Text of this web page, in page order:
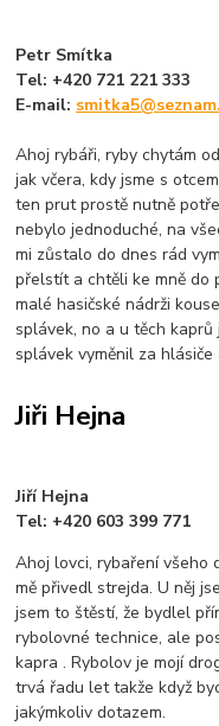
Petr Smítka
Tel: +420 721 221 333
E-mail:
Ahoj rybáři, ryby chytám
jak včera, kdy jsme s
ten prut prostě nutně
nebylo jednoduché, na
mi zůstalo do dnes rád
přelstít a chtěli ke mně do
malé hasičské nádrži
splávek, no a u těch
splávek vyměnil za
Jiři Hejna
Jiří Hejna
Tel: +420 603 399 771
Ahoj lovci, rybaření všeho
mě přivedl strejda. U něj
jsem to štěstí, že bydlel
rybolovné technice, ale
kapra . Rybolov je mojí
trvá řadu let takže když
jakýmkoliv dotazem.